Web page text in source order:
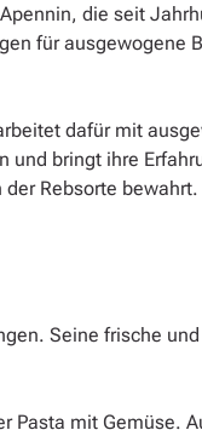
die seit
für ausgewogene
dafür mit
bringt ihre
Rebsorte bewahrt.
Seine frische
mit Gemüse.